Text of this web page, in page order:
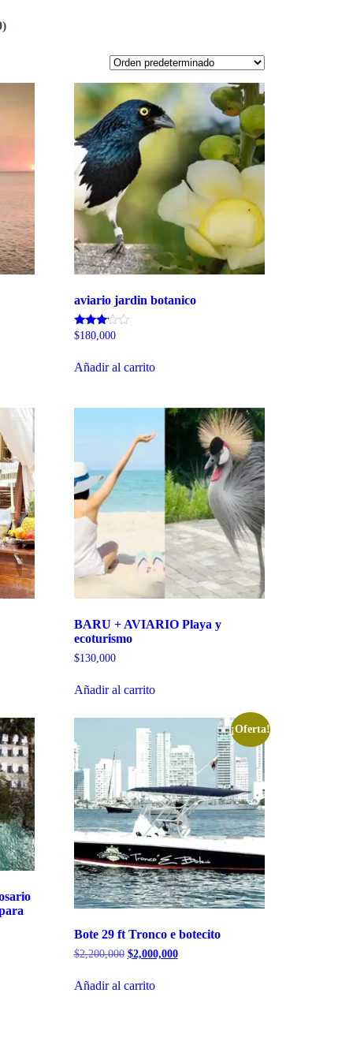
aviario jardin botanico
Valorado
de 5
$180,000
Añadir al carrito
BARU + AVIARIO Playa y
ecoturismo
$130,000
Añadir al carrito
¡Oferta!
Bote 29 ft Tronco e botecito
$2,200,000 $2,000,000
Añadir al carrito